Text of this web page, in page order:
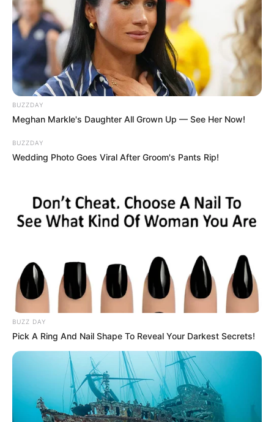
BUZZDAY
Meghan Markle's Daughter All Grown Up — See Her Now!
BUZZDAY
Wedding Photo Goes Viral After Groom's Pants Rip!
BUZZ DAY
Pick A Ring And Nail Shape To Reveal Your Darkest Secrets!